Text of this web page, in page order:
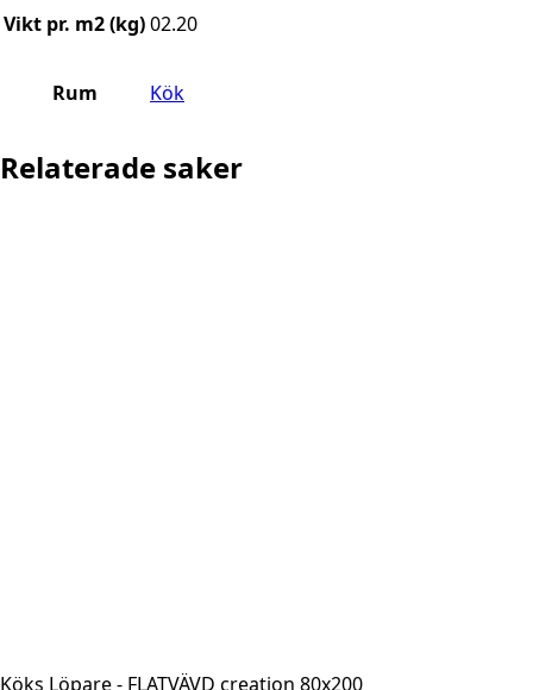
Vikt pr. m2 (kg)02.20
Rum Kök
Relaterade saker
Köks Löpare - FLATVÄVD creation 80x200